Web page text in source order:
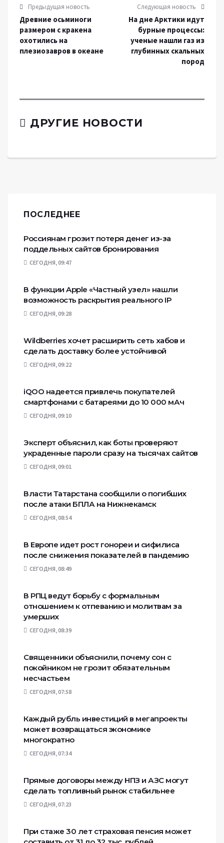
Предыдущая новость
Древние осьминоги
размером с кракена
охотились на
плезиозавров в океане
Следующая новость
На дне Арктики идут
бурные процессы:
ученые нашли газ из
глубинных скальных
пород
ДРУГИЕ НОВОСТИ
ПОСЛЕДНЕЕ
Россиянам грозит потеря денег из-за
поддельных сайтов бронирования
СЕГОДНЯ, 09:47
В функции Apple «Частный узел» нашли
возможность раскрытия реального IP
СЕГОДНЯ, 09:28
Wildberries хочет расширить сеть хабов и
сделать доставку более устойчивой
СЕГОДНЯ, 09:22
iQOO надеется привлечь покупателей
смартфонами с батареями до 10 000 мАч
СЕГОДНЯ, 09:10
Эксперт объяснил, как боты проверяют
украденные пароли сразу на тысячах сайтов
СЕГОДНЯ, 09:01
Власти Татарстана сообщили о погибших
после атаки БПЛА на Нижнекамск
СЕГОДНЯ, 08:54
В Европе идет рост гонореи и сифилиса
после снижения показателей в пандемию
СЕГОДНЯ, 08:49
В РПЦ ведут борьбу с формальным
отношением к отпеванию и молитвам за
умерших
СЕГОДНЯ, 08:39
Священники объяснили, почему сон с
покойником не грозит обязательным
несчастьем
СЕГОДНЯ, 07:58
Каждый рубль инвестиций в мегапроекты
может возвращаться экономике
многократно
СЕГОДНЯ, 07:34
Прямые договоры между НПЗ и АЗС могут
сделать топливный рынок стабильнее
СЕГОДНЯ, 07:23
При стаже 30 лет страховая пенсия может